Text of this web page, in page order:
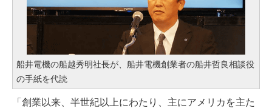
船井電機の船越秀明社長が、船井電機創業者の船井哲良相談役
の手紙を代読
「創業以来、半世紀以上にわたり、主にアメリカを主た